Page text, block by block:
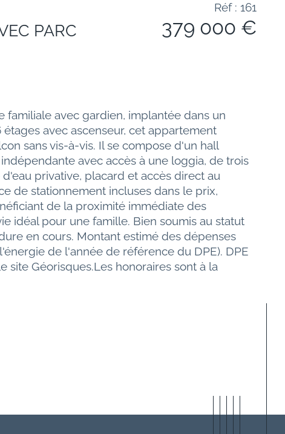
PARC
Réf : 161
379 000 €
avec gardien, implantée dans un
avec ascenseur, cet appartement
sans vis-à-vis. Il se compose d'un hall
avec accès à une loggia, de trois
privative, placard et accès direct au
de stationnement incluses dans le prix,
de la proximité immédiate des
idéal pour une famille. Bien soumis au statut
en cours. Montant estimé des dépenses
de l'année de référence du DPE). DPE
site Géorisques.Les honoraires sont à la